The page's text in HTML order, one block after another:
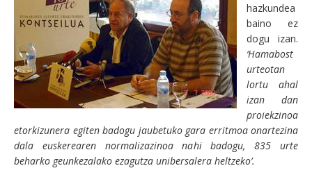
hazkundea
baino ez
dogu izan.
‘Hamabost
urteotan
lortu ahal
izan dan
proiekzinoa
etorkizunera egiten badogu jaubetuko gara erritmoa onartezina
dala euskerearen normalizazinoa nahi badogu, 835 urte
beharko geunkezalako ezagutza unibersalera heltzeko’.